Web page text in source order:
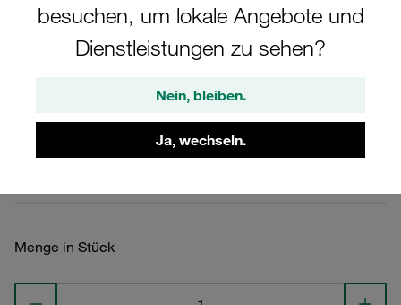
besuchen, um lokale Angebote und
Dienstleistungen zu sehen?
Nein, bleiben.
Ja, wechseln.
AS-Schraube gerippt, mit Vorspannung
STAUFF Materialnr. 1110002149
Technische Daten ansehen
Menge in Stück